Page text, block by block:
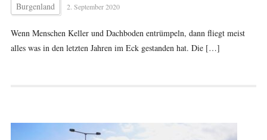
Burgenland 2. September 2020
Wenn Menschen Keller und Dachboden entrümpeln, dann fliegt meist
alles was in den letzten Jahren im Eck gestanden hat. Die […]